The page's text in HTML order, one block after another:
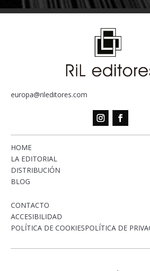
europa@rileditores.com
HOME
LA EDITORIAL
DISTRIBUCIÓN
BLOG
CONTACTO
ACCESIBILIDAD
POLÍTICA DE COOKIESPOLÍTICA DE